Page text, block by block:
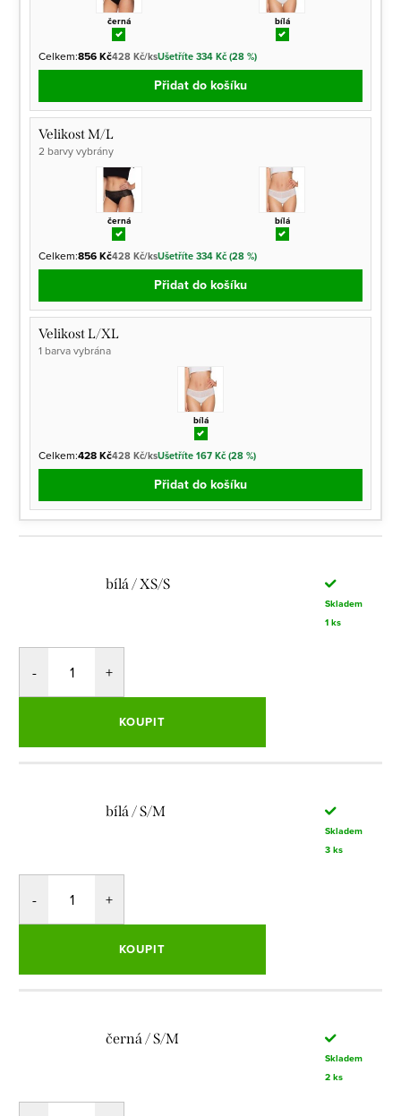
černá bílá
Celkem:856 Kč428 Kč/ksUšetříte 334 Kč (28 %)
Přidat do košíku
Velikost M/L
2 barvy vybrány
černá bílá
Celkem:856 Kč428 Kč/ksUšetříte 334 Kč (28 %)
Přidat do košíku
Velikost L/XL
1 barva vybrána
bílá
Celkem:428 Kč428 Kč/ksUšetříte 167 Kč (28 %)
Přidat do košíku
bílá / XS/S
Skladem
1 ks
KOUPIT
bílá / S/M
Skladem
3 ks
KOUPIT
černá / S/M
Skladem
2 ks